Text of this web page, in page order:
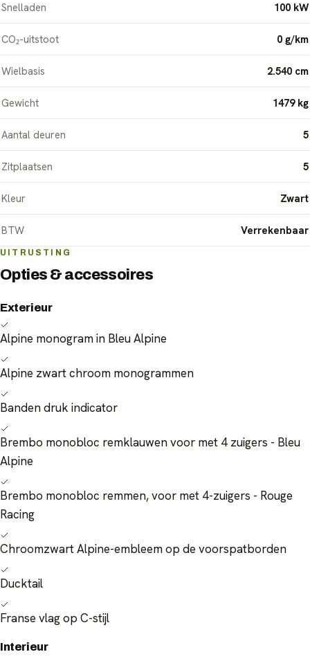
Snelladen 100 kW
CO₂-uitstoot 0 g/km
Wielbasis 2.540 cm
Gewicht 1479 kg
Aantal deuren 5
Zitplaatsen 5
Kleur Zwart
BTW Verrekenbaar
UITRUSTING
Opties & accessoires
Exterieur
Alpine monogram in Bleu Alpine
Alpine zwart chroom monogrammen
Banden druk indicator
Brembo monobloc remklauwen voor met 4 zuigers - Bleu
Alpine
Brembo monobloc remmen, voor met 4-zuigers - Rouge
Racing
Chroomzwart Alpine-embleem op de voorspatborden
Ducktail
Franse vlag op C-stijl
Interieur